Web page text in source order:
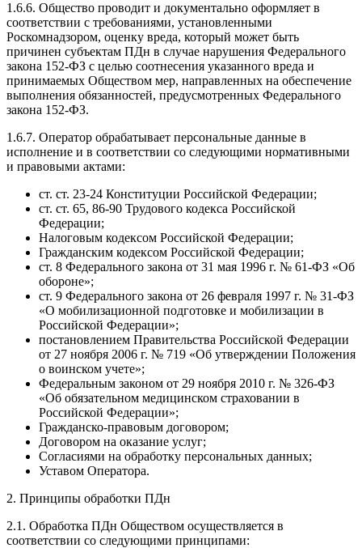
1.6.6. Общество проводит и документально оформляет в
соответствии с требованиями, установленными
Роскомнадзором, оценку вреда, который может быть
причинен субъектам ПДн в случае нарушения Федерального
закона 152-ФЗ с целью соотнесения указанного вреда и
принимаемых Обществом мер, направленных на обеспечение
выполнения обязанностей, предусмотренных Федерального
закона 152-ФЗ.
1.6.7. Оператор обрабатывает персональные данные в
исполнение и в соответствии со следующими нормативными
и правовыми актами:
ст. ст. 23-24 Конституции Российской Федерации;
ст. ст. 65, 86-90 Трудового кодекса Российской
Федерации;
Налоговым кодексом Российской Федерации;
Гражданским кодексом Российской Федерации;
ст. 8 Федерального закона от 31 мая 1996 г. № 61-ФЗ «Об
обороне»;
ст. 9 Федерального закона от 26 февраля 1997 г. № 31-ФЗ
«О мобилизационной подготовке и мобилизации в
Российской Федерации»;
постановлением Правительства Российской Федерации
от 27 ноября 2006 г. № 719 «Об утверждении Положения
о воинском учете»;
Федеральным законом от 29 ноября 2010 г. № 326-ФЗ
«Об обязательном медицинском страховании в
Российской Федерации»;
Гражданско-правовым договором;
Договором на оказание услуг;
Согласиями на обработку персональных данных;
Уставом Оператора.
2. Принципы обработки ПДн
2.1. Обработка ПДн Обществом осуществляется в
соответствии со следующими принципами: